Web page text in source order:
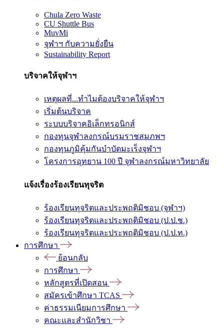
Chula Zero Waste
CU Shuttle Bus
MuvMi
จุฬาฯ กับความยั่งยืน
Sustainability Report
บริจาคให้จุฬาฯ
เหตุผลที่...ทำไมต้องบริจาคให้จุฬาฯ
เริ่มต้นบริจาค
ระบบบริจาคอิเล็กทรอนิกส์
กองทุนจุฬาลงกรณ์บรมราชสมภพฯ
กองทุนภูมิคุ้มกันบำบัดมะเร็งจุฬาฯ
โครงการอุทยาน 100 ปี จุฬาลงกรณ์มหาวิทยาลัย
แจ้งเรื่องร้องเรียนทุจริต
ร้องเรียนทุจริตและประพฤติมิชอบ (จุฬาฯ)
ร้องเรียนทุจริตและประพฤติมิชอบ (ป.ป.ช.)
ร้องเรียนทุจริตและประพฤติมิชอบ (ป.ป.ท.)
การศึกษา
ย้อนกลับ
การศึกษา
หลักสูตรที่เปิดสอน
สมัครเข้าศึกษา TCAS
ค่าธรรมเนียมการศึกษา
คณะและสำนักวิชา